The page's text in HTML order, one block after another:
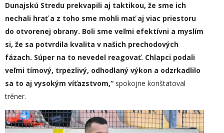
Dunajskú Stredu prekvapili aj taktikou, že sme ich
nechali hrať a z toho sme mohli mať aj viac priestoru
do otvorenej obrany. Boli sme veľmi efektívni a myslím
si, že sa potvrdila kvalita v našich prechodových
fázach. Súper na to nevedel reagovať. Chlapci podali
veľmi tímový, trpezlivý, odhodlaný výkon a odzrkadlilo
sa to aj vysokým víťazstvom,“ spokojne konštatoval
tréner.